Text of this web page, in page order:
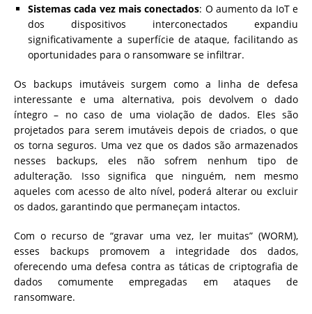
Sistemas cada vez mais conectados: O aumento da IoT e
dos dispositivos interconectados expandiu
significativamente a superfície de ataque, facilitando as
oportunidades para o ransomware se infiltrar.
Os backups imutáveis surgem como a linha de defesa
interessante e uma alternativa, pois devolvem o dado
íntegro – no caso de uma violação de dados. Eles são
projetados para serem imutáveis depois de criados, o que
os torna seguros. Uma vez que os dados são armazenados
nesses backups, eles não sofrem nenhum tipo de
adulteração. Isso significa que ninguém, nem mesmo
aqueles com acesso de alto nível, poderá alterar ou excluir
os dados, garantindo que permaneçam intactos.
Com o recurso de “gravar uma vez, ler muitas” (WORM),
esses backups promovem a integridade dos dados,
oferecendo uma defesa contra as táticas de criptografia de
dados comumente empregadas em ataques de
ransomware.